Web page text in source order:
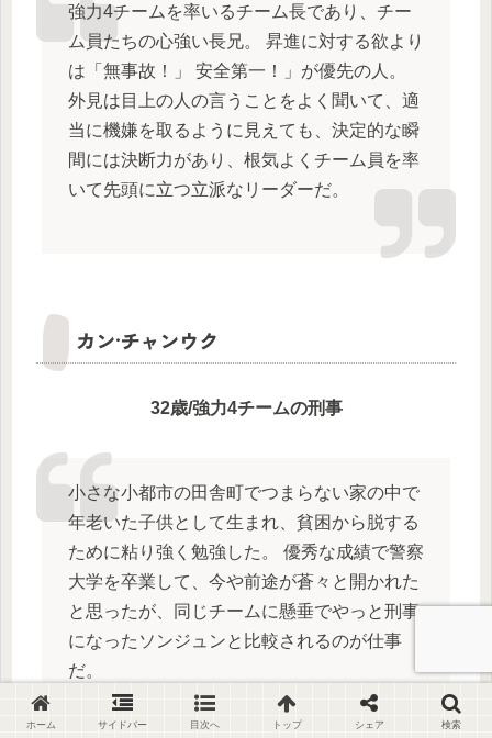
強力4チームを率いるチーム長であり、チー
ム員たちの心強い長兄。 昇進に対する欲より
は「無事故！」 安全第一！」が優先の人。
外見は目上の人の言うことをよく聞いて、適
当に機嫌を取るように見えても、決定的な瞬
間には決断力があり、根気よくチーム員を率
いて先頭に立つ立派なリーダーだ。
カン·チャンウク
32歳/強力4チームの刑事
小さな小都市の田舎町でつまらない家の中で
年老いた子供として生まれ、貧困から脱する
ために粘り強く勉強した。 優秀な成績で警察
大学を卒業して、今や前途が蒼々と開かれた
と思ったが、同じチームに懸垂でやっと刑事
になったソンジュンと比較されるのが仕事
だ。
家の中の人物に人脈、それに実績まで… 誰が
ホーム サイドバー 目次へ トップ シェア 検索